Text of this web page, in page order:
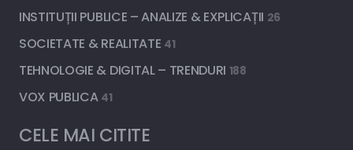
INSTITUȚII PUBLICE – ANALIZE & EXPLICAȚII 26
SOCIETATE & REALITATE 41
TEHNOLOGIE & DIGITAL – TRENDURI 188
VOX PUBLICA 41
CELE MAI CITITE